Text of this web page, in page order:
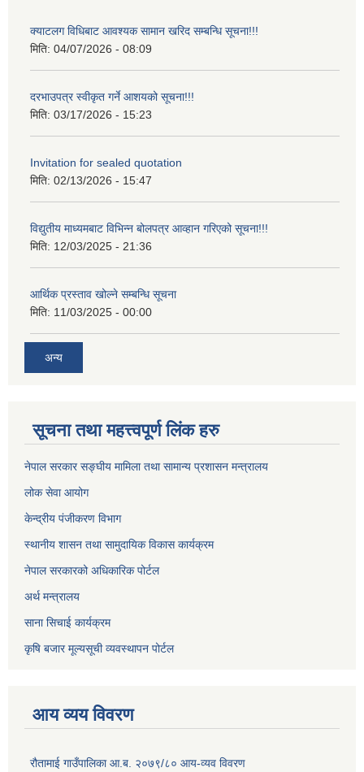
क्याटलग विधिबाट आवश्यक सामान खरिद सम्बन्धि सूचना!!!
मिति: 04/07/2026 - 08:09
दरभाउपत्र स्वीकृत गर्ने आशयको सूचना!!!
मिति: 03/17/2026 - 15:23
Invitation for sealed quotation
मिति: 02/13/2026 - 15:47
विद्युतीय माध्यमबाट विभिन्न बोलपत्र आव्हान गरिएको सूचना!!!
मिति: 12/03/2025 - 21:36
आर्थिक प्रस्ताव खोल्ने सम्बन्धि सूचना
मिति: 11/03/2025 - 00:00
अन्य
सूचना तथा महत्त्वपूर्ण लिंक हरु
नेपाल सरकार सङ्घीय मामिला तथा सामान्य प्रशासन मन्त्रालय
लोक सेवा आयोग
केन्द्रीय पंजीकरण विभाग
स्थानीय शासन तथा सामुदायिक विकास कार्यक्रम
नेपाल सरकारको अधिकारिक पोर्टल
अर्थ मन्त्रालय
साना सिचाई कार्यक्रम
कृषि बजार मूल्यसूची व्यवस्थापन पोर्टल
आय व्यय विवरण
रौतामाई गाउँपालिका आ.ब. २०७९/८० आय-व्यव विवरण